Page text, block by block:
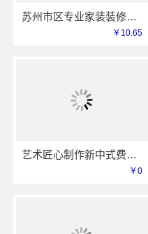
苏州市区专业家装装修多少钱百年豪庭
￥10.65
艺术匠心制作新中式费用_江苏东钢金属家居有限公司
￥0